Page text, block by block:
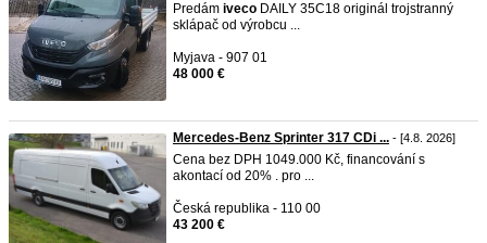
Predám iveco DAILY 35C18 originál trojstranný
sklápač od výrobcu ...
Myjava - 907 01
48 000 €
Mercedes-Benz Sprinter 317 CDi ... - [4.8. 2026]
Cena bez DPH 1049.000 Kč, financování s
akontací od 20% . pro ...
Česká republika - 110 00
43 200 €